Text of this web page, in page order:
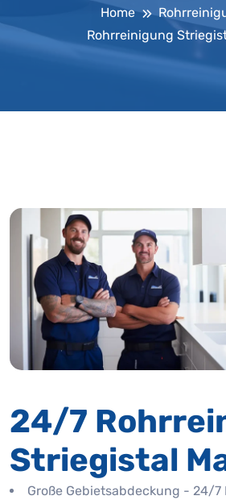
Home
Rohrreinigung
24/7
Striegistal
Große Gebietsabdeckung - 24/